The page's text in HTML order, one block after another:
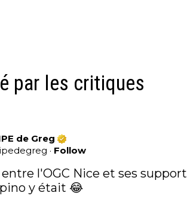
par les critiques
de Greg
· Follow
y était 😂